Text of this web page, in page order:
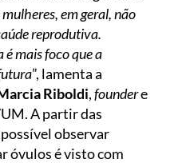
mulheres, em geral, não
reprodutiva.
mais foco que a
”, lamenta a
Riboldi,foundere
A partir das
observar
óvulos é visto com